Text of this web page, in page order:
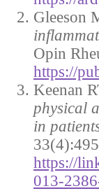
Gleeson
Opin
https://
Keenan
physical
in
https://
013-